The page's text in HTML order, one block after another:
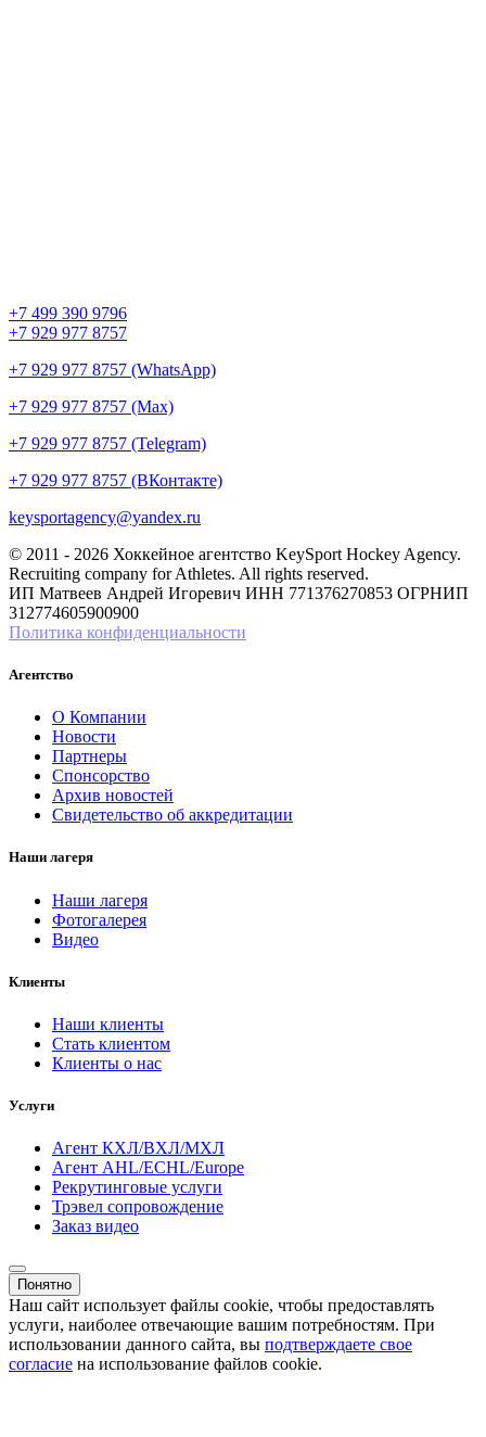
+7 499 390 9796
+7 929 977 8757
+7 929 977 8757 (WhatsApp)
+7 929 977 8757 (Max)
+7 929 977 8757 (Telegram)
+7 929 977 8757 (ВКонтакте)
keysportagency@yandex.ru
© 2011 - 2026 Хоккейное агентство KeySport Hockey Agency.
Recruiting company for Athletes. All rights reserved.
ИП Матвеев Андрей Игоревич ИНН 771376270853 ОГРНИП
312774605900900
Политика конфиденциальности
Агентство
О Компании
Новости
Партнеры
Спонсорство
Архив новостей
Свидетельство об аккредитации
Наши лагеря
Наши лагеря
Фотогалерея
Видео
Клиенты
Наши клиенты
Стать клиентом
Клиенты о нас
Услуги
Агент КХЛ/ВХЛ/МХЛ
Агент AHL/ECHL/Europe
Рекрутинговые услуги
Трэвел сопровождение
Заказ видео
Понятно
Наш сайт использует файлы cookie, чтобы предоставлять
услуги, наиболее отвечающие вашим потребностям. При
использовании данного сайта, вы подтверждаете свое
согласие на использование файлов cookie.